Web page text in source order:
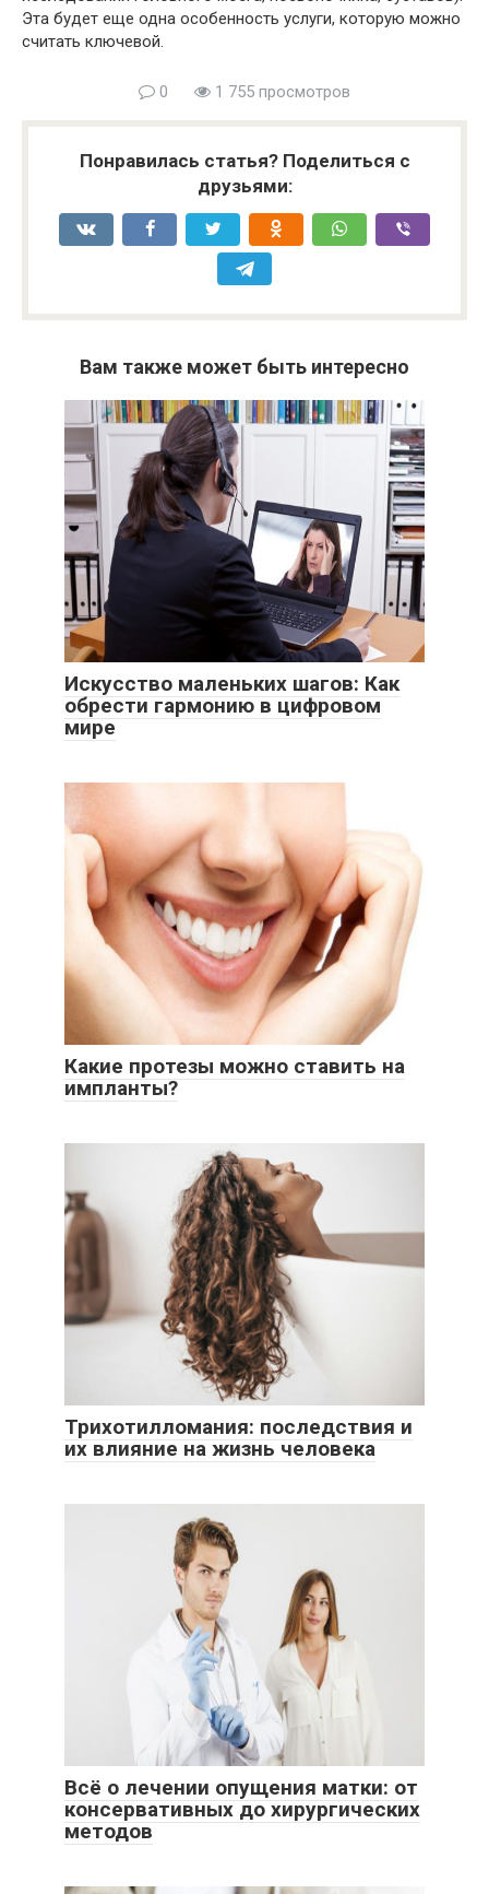
Эта будет еще одна особенность услуги, которую можно
считать ключевой.
0 1 755 просмотров
Понравилась статья? Поделиться с
друзьями:
Вам также может быть интересно
Искусство маленьких шагов: Как
обрести гармонию в цифровом
мире
Какие протезы можно ставить на
импланты?
Трихотилломания: последствия и
их влияние на жизнь человека
Всё о лечении опущения матки: от
консервативных до хирургических
методов